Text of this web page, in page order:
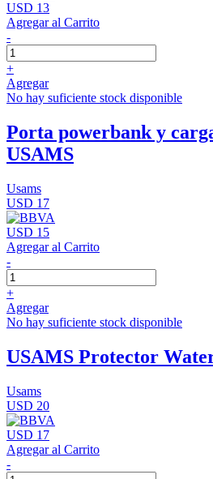
USD 13
Agregar al Carrito
-
+
Agregar
No hay suficiente stock disponible
Porta powerbank y
USAMS
Usams
USD 17
USD 15
Agregar al Carrito
-
+
Agregar
No hay suficiente stock disponible
USAMS Protector
Usams
USD 20
USD 17
Agregar al Carrito
-